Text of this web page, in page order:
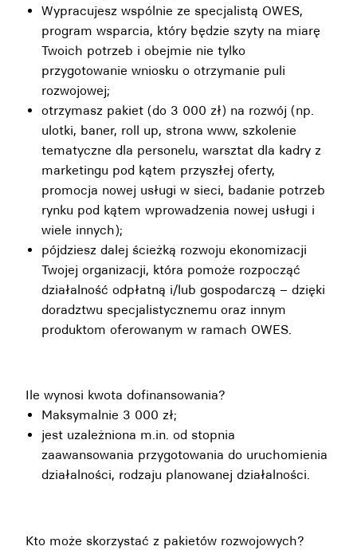
Wypracujesz wspólnie ze specjalistą OWES,
program wsparcia, który będzie szyty na miarę
Twoich potrzeb i obejmie nie tylko
przygotowanie wniosku o otrzymanie puli
rozwojowej;
otrzymasz pakiet (do 3 000 zł) na rozwój (np.
ulotki, baner, roll up, strona www, szkolenie
tematyczne dla personelu, warsztat dla kadry z
marketingu pod kątem przyszłej oferty,
promocja nowej usługi w sieci, badanie potrzeb
rynku pod kątem wprowadzenia nowej usługi i
wiele innych);
pójdziesz dalej ścieżką rozwoju ekonomizacji
Twojej organizacji, która pomoże rozpocząć
działalność odpłatną i/lub gospodarczą – dzięki
doradztwu specjalistycznemu oraz innym
produktom oferowanym w ramach OWES.
Ile wynosi kwota dofinansowania?
Maksymalnie 3 000 zł;
jest uzależniona m.in. od stopnia
zaawansowania przygotowania do uruchomienia
działalności, rodzaju planowanej działalności.
Kto może skorzystać z pakietów rozwojowych?